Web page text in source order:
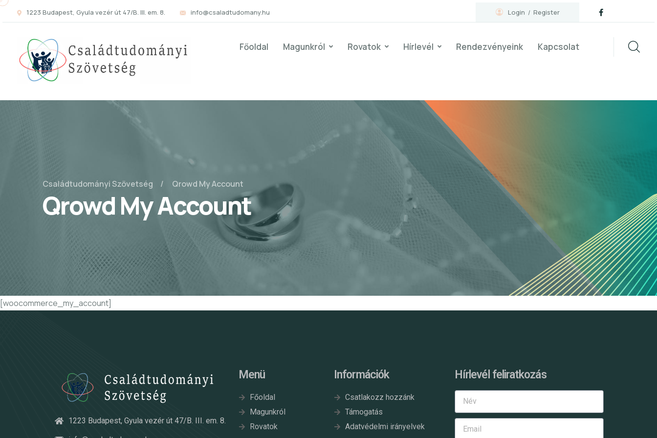
1223 Budapest, Gyula vezér út 47/B. III. em. 8. info@csaladtudomany.hu Login Register
Főoldal Magunkról Rovatok Hírlevél Rendezvényeink Kapcsolat
Családtudományi Szövetség Qrowd My Account
Qrowd My Account
[woocommerce_my_account]
1223 Budapest, Gyula vezér út 47/B. III. em. 8.
Menü
Főoldal
Magunkról
Rovatok
Információk
Csatlakozz hozzánk
Támogatás
Adatvédelmi irányelvek
Hírlevél feliratkozás